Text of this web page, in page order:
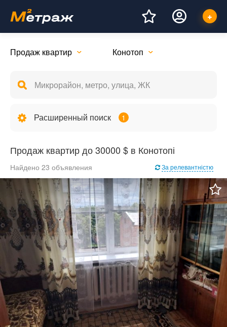
Продаж квартир Конотоп
Расширенный поиск 1
Продаж квартир до 30000 $ в Конотопі
Найдено 23 объявления За релевантністю